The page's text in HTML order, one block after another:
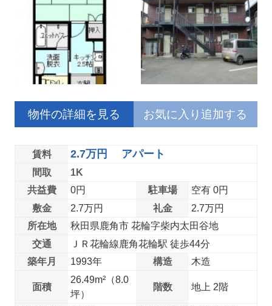
物件の詳細を見る お気に入り追加する
賃料 2.7万円 アパート
間取
1K
共益費
0円 駐車場
空有 0円
敷金
2.7万円 礼金
2.7万円
所在地
秋田県鹿角市 花輪字柴内太田谷地
交通
ＪＲ花輪線鹿角花輪駅 徒歩44分
築年月
1993年 構造 木造
面積
26.49m²（8.0
坪）
階数 地上 2階